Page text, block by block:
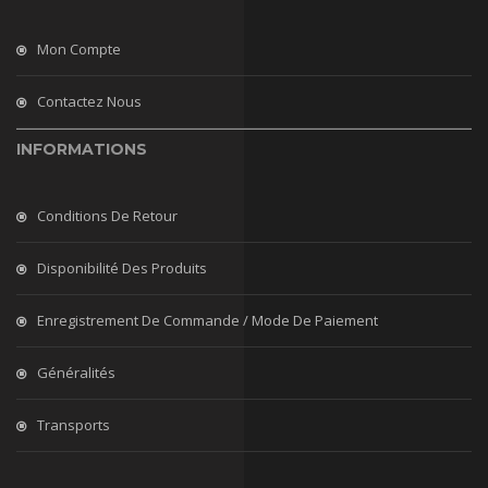
Mon Compte
Contactez Nous
INFORMATIONS
Conditions De Retour
Disponibilité Des Produits
Enregistrement De Commande / Mode De Paiement
Généralités
Transports